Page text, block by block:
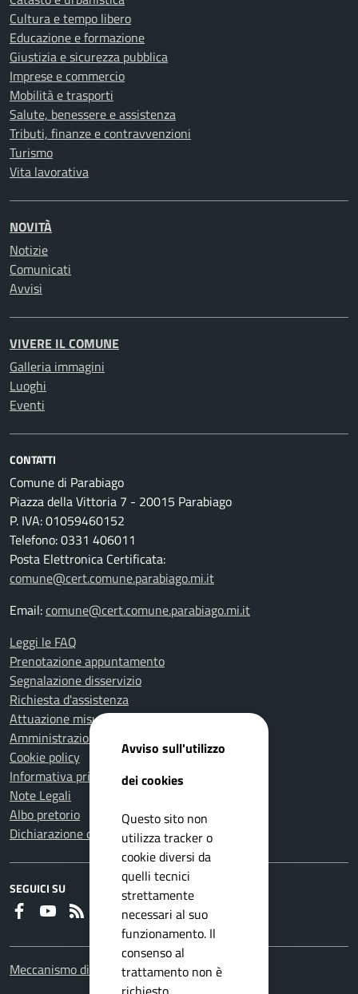
Cultura e tempo libero
Educazione e formazione
Giustizia e sicurezza pubblica
Imprese e commercio
Mobilità e trasporti
Salute, benessere e assistenza
Tributi, finanze e contravvenzioni
Turismo
Vita lavorativa
NOVITÀ
Notizie
Comunicati
Avvisi
VIVERE IL COMUNE
Galleria immagini
Luoghi
Eventi
CONTATTI
Comune di Parabiago
Piazza della Vittoria 7 - 20015 Parabiago
P. IVA: 01059460152
Telefono: 0331 406011
Posta Elettronica Certificata:
comune@cert.comune.parabiago.mi.it
Email:comune@cert.comune.parabiago.mi.it
Leggi le FAQ
Prenotazione appuntamento
Segnalazione disservizio
Richiesta d'assistenza
Attuazione misure PNRR
Amministrazione trasparente
Cookie policy
Informativa privacy
Note Legali
Albo pretorio
Dichiarazione di accessibilità
SEGUICI SU
Faceboook
Youtube
Meccanismo di feedback
Avviso sull'utilizzo
dei cookies
Questo sito non
utilizza tracker o
cookie diversi da
quelli tecnici
strettamente
necessari al suo
funzionamento. Il
consenso al
trattamento non è